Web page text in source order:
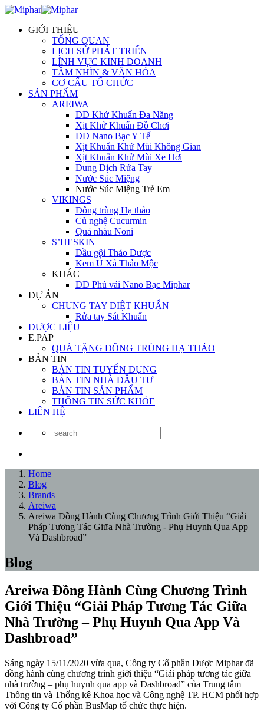
GIỚI THIỆU
TỔNG QUAN
LỊCH SỬ PHÁT TRIỂN
LĨNH VỰC KINH DOANH
TẦM NHÌN & VĂN HÓA
CƠ CẤU TỔ CHỨC
SẢN PHẨM
AREIWA
DD Khử Khuẩn Đa Năng
Xịt Khử Khuẩn Đồ Chơi
DD Nano Bạc Y Tế
Xịt Khuẩn Khử Mùi Không Gian
Xịt Khuẩn Khử Mùi Xe Hơi
Dung Dịch Rửa Tay
Nước Súc Miệng
Nước Súc Miệng Trẻ Em
VIKINGS
Đông trùng Hạ thảo
Củ nghệ Cucurmin
Quả nhàu Noni
S’HESKIN
Dầu gội Thảo Dược
Kem Ủ Xả Thảo Mộc
KHÁC
DD Phủ vải Nano Bạc Miphar
DỰ ÁN
CHUNG TAY DIỆT KHUẨN
Rửa tay Sát Khuẩn
DƯỢC LIỆU
E.PAP
QUÀ TẶNG ĐÔNG TRÙNG HẠ THẢO
BẢN TIN
BẢN TIN TUYỂN DỤNG
BẢN TIN NHÀ ĐẦU TƯ
BẢN TIN SẢN PHẨM
THÔNG TIN SỨC KHỎE
LIÊN HỆ
Home
Blog
Brands
Areiwa
Areiwa Đồng Hành Cùng Chương Trình Giới Thiệu “Giải
Pháp Tương Tác Giữa Nhà Trường - Phụ Huynh Qua App
Và Dashbroad”
Blog
Areiwa Đồng Hành Cùng Chương Trình
Giới Thiệu “Giải Pháp Tương Tác Giữa
Nhà Trường – Phụ Huynh Qua App Và
Dashbroad”
Sáng ngày 15/11/2020 vừa qua, Công ty Cổ phần Dược Miphar đã
đồng hành cùng chương trình giới thiệu “Giải pháp tương tác giữa
nhà trường – phụ huynh qua app và Dashbroad” của Trung tâm
Thông tin và Thống kê Khoa học và Công nghệ TP. HCM phối hợp
với Công ty Cổ phần BusMap tổ chức thực hiện.